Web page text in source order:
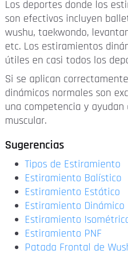
Los deportes donde los
son efectivos incluyen
wushu, taekwondo,
etc. Los estiramientos
útiles en casi todos los
Si se aplican
dinámicos normales son
una competencia y
muscular.
Sugerencias
Tipos de Estiramiento
Estiramiento Balístico
Estiramiento Estático
Estiramiento Dinámico
Estiramiento
Estiramiento PNF
Patada Frontal de